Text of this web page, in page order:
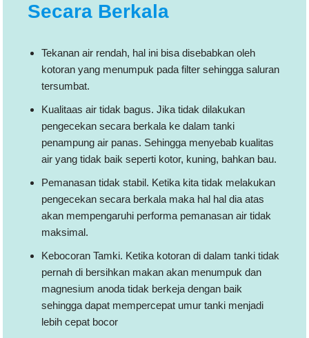
Secara Berkala
Tekanan air rendah, hal ini bisa disebabkan oleh
kotoran yang menumpuk pada filter sehingga saluran
tersumbat.
Kualitaas air tidak bagus. Jika tidak dilakukan
pengecekan secara berkala ke dalam tanki
penampung air panas. Sehingga menyebab kualitas
air yang tidak baik seperti kotor, kuning, bahkan bau.
Pemanasan tidak stabil. Ketika kita tidak melakukan
pengecekan secara berkala maka hal hal dia atas
akan mempengaruhi performa pemanasan air tidak
maksimal.
Kebocoran Tamki. Ketika kotoran di dalam tanki tidak
pernah di bersihkan makan akan menumpuk dan
magnesium anoda tidak berkeja dengan baik
sehingga dapat mempercepat umur tanki menjadi
lebih cepat bocor